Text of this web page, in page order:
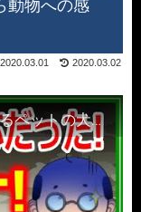
動物への感
2020.03.02
2020.03.01
コロナウィルス感染者の飼っているペットの犬から弱陽性反応が出た!人から動物への感染もある!